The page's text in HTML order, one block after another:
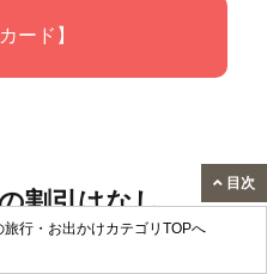
旅行・お出かけカテゴリTOPへ
ード】
割引はなし
目次